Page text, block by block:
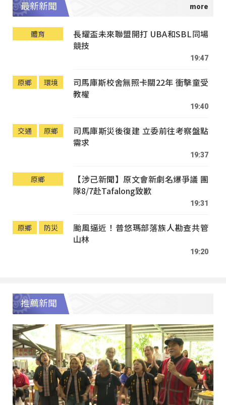
最新新聞
體育
長耀盃未來聯盟開打 UBA和SBL同場
競技
19:47
原鄉 環境
司馬庫斯校舍無照卡關22年 衝擊童受
教權
19:40
交通 原鄉
司馬庫斯災後復建 立委前往考察盤點
需求
19:37
原鄉
【涉己新聞】原文會新劇名爆爭議 團
隊8/7赴Tafalong致歉
19:31
原鄉 防災
颱風逼近！普悠瑪部落族人勘查共管
山林
19:20
推薦新聞